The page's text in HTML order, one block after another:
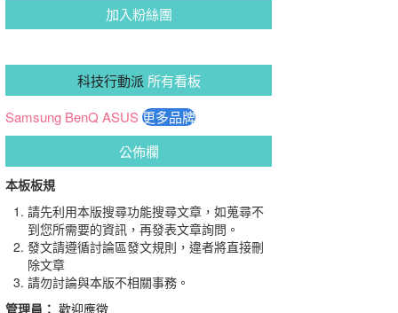
加入粉絲團
科技行動派 所有看板
Samsung BenQ ASUS更多品牌
公佈欄
本板板規
請先利用本版搜尋功能搜尋文章，如蒐尋不
到您所需要的資訊，再發表文章詢問。
發文請遵循討論區發文規則，違者將直接刪
除文章
請勿討論與本版不相關事務。
管理員： 歡迎應徵